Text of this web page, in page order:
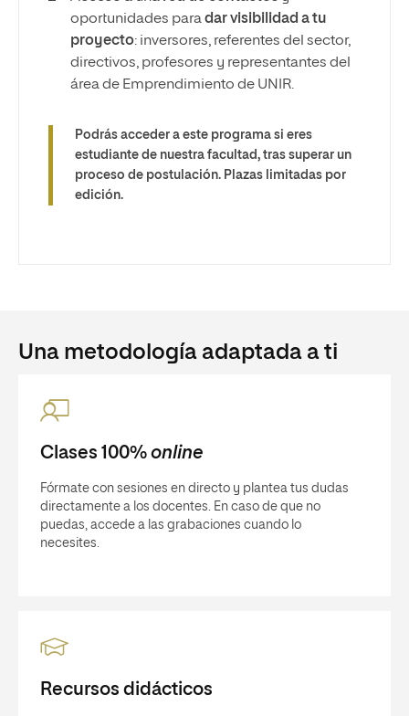
oportunidades paradar visibilidad a tu
proyecto: inversores, referentes del sector,
directivos, profesores y representantes del
área de Emprendimiento de UNIR.
Podrás acceder a este programa si eres
estudiante de nuestra facultad, tras superar un
proceso de postulación. Plazas limitadas por
edición.
Una metodología adaptada a ti
Clases 100% online
Fórmate con sesiones en directo y plantea tus dudas
directamente a los docentes. En caso de que no
puedas, accede a las grabaciones cuando lo
necesites.
Recursos didácticos